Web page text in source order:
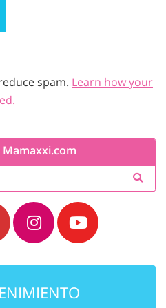
spam. Learn how your
Mamaxxi.com